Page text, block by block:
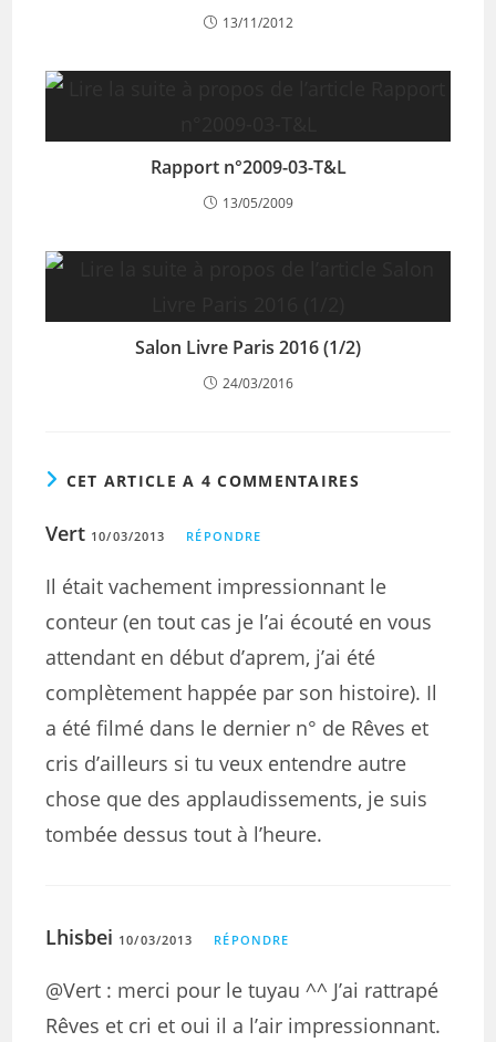
13/11/2012
Rapport n°2009-03-T&L
13/05/2009
Salon Livre Paris 2016 (1/2)
24/03/2016
CET ARTICLE A 4 COMMENTAIRES
Vert 10/03/2013 RÉPONDRE
Il était vachement impressionnant le
conteur (en tout cas je l’ai écouté en vous
attendant en début d’aprem, j’ai été
complètement happée par son histoire). Il
a été filmé dans le dernier n° de Rêves et
cris d’ailleurs si tu veux entendre autre
chose que des applaudissements, je suis
tombée dessus tout à l’heure.
Lhisbei 10/03/2013 RÉPONDRE
@Vert : merci pour le tuyau ^^ J’ai rattrapé
Rêves et cri et oui il a l’air impressionnant.